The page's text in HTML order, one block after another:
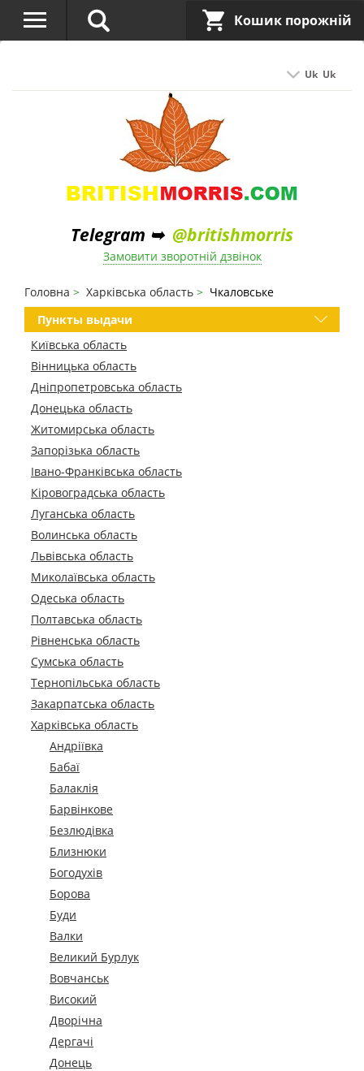
Uk Uk
Telegram ➥ @britishmorris
Замовити зворотній дзвінок
Кошик порожній
Головна Харківська область
Чкаловське
Пункты выдачи
Київська область
Вінницька область
Дніпропетровська область
Донецька область
Житомирська область
Запорізька область
Івано-Франківська область
Кіровоградська область
Луганська область
Волинська область
Львівська область
Миколаївська область
Одеська область
Полтавська область
Рівненська область
Сумська область
Тернопільська область
Закарпатська область
Харківська область
Андріївка
Бабаї
Балаклія
Барвінкове
Безлюдівка
Близнюки
Богодухів
Борова
Буди
Валки
Великий Бурлук
Вовчанськ
Високий
Дворічна
Дергачі
Донець